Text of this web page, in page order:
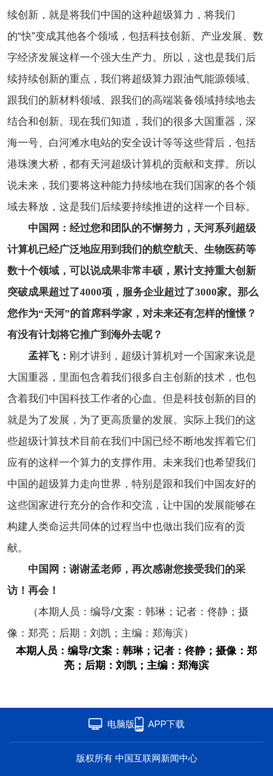
续创新，就是将我们中国的这种超级算力，将我们
的“快”变成其他各个领域，包括科技创新、产业发展、数
字经济发展这样一个强大生产力。所以，这也是我们后
续持续创新的重点，我们将超级算力跟油气能源领域、
跟我们的新材料领域、跟我们的高端装备领域持续地去
结合和创新。现在我们知道，我们的很多大国重器，深
海一号、白河滩水电站的安全设计等等这些背后，包括
港珠澳大桥，都有天河超级计算机的贡献和支撑。所以
说未来，我们要将这种能力持续地在我们国家的各个领
域去释放，这是我们后续要持续推进的这样一个目标。
中国网：经过您和团队的不懈努力，天河系列超级
计算机已经广泛地应用到我们的航空航天、生物医药等
数十个领域，可以说成果非常丰硕，累计支持重大创新
突破成果超过了4000项，服务企业超过了3000家。那么
您作为“天河”的首席科学家，对未来还有怎样的憧憬？
有没有计划将它推广到海外去呢？
孟祥飞： 刚才讲到，超级计算机对一个国家来说是
大国重器，里面包含着我们很多自主创新的技术，也包
含着我们中国科技工作者的心血。但是科技创新的目的
就是为了发展，为了更高质量的发展。实际上我们的这
些超级计算技术目前在我们中国已经不断地发挥着它们
应有的这样一个算力的支撑作用。未来我们也希望我们
中国的超级算力走向世界，特别是跟和我们中国友好的
这些国家进行充分的合作和交流，让中国的发展能够在
构建人类命运共同体的过程当中也做出我们应有的贡
献。
中国网：谢谢孟老师，再次感谢您接受我们的采
访！再会！
（本期人员：编导/文案：韩琳；记者：佟静；摄
像：郑亮； 后期：刘凯；主编：郑海滨）
本期人员：编导/文案：韩琳；记者：佟静；摄像：郑
亮；后期：刘凯；主编：郑海滨
电脑版 APP下载
版权所有 中国互联网新闻中心